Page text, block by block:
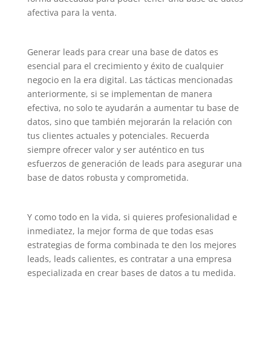
afectiva para la venta.
Generar leads para crear una base de datos es
esencial para el crecimiento y éxito de cualquier
negocio en la era digital. Las tácticas mencionadas
anteriormente, si se implementan de manera
efectiva, no solo te ayudarán a aumentar tu base de
datos, sino que también mejorarán la relación con
tus clientes actuales y potenciales. Recuerda
siempre ofrecer valor y ser auténtico en tus
esfuerzos de generación de leads para asegurar una
base de datos robusta y comprometida.
Y como todo en la vida, si quieres profesionalidad e
inmediatez, la mejor forma de que todas esas
estrategias de forma combinada te den los mejores
leads, leads calientes, es contratar a una empresa
especializada en crear bases de datos a tu medida.